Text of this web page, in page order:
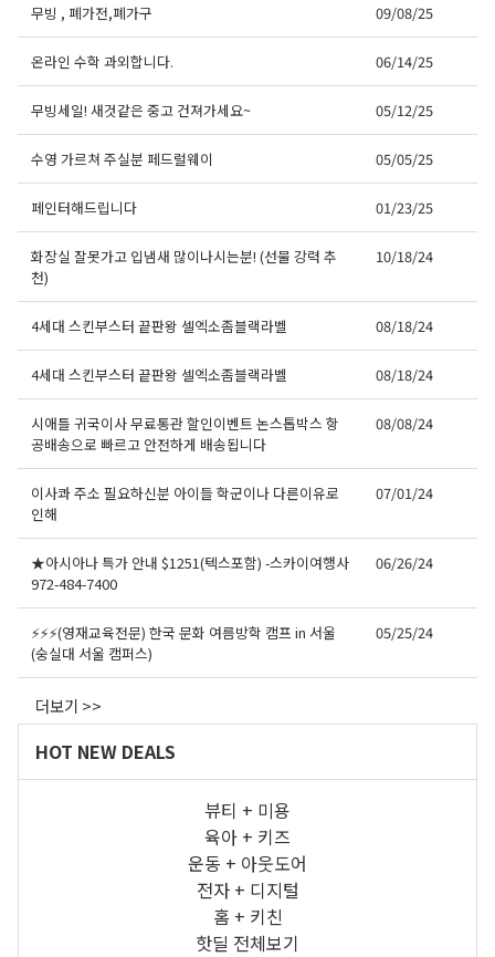
HOT NEW DEALS
뷰티 + 미용
육아 + 키즈
운동 + 아웃도어
전자 + 디지털
홈 + 키친
핫딜 전체보기
무빙 , 폐가전,폐가구 09/08/25
온라인 수학 과외합니다. 06/14/25
무빙세일! 새것같은 중고 건져가세요~ 05/12/25
수영 가르쳐 주실분 페드럴웨이 05/05/25
페인터해드립니다 01/23/25
화장실 잘못가고 입냄새 많이나시는분! (선물 강력 추
천)
10/18/24
4세대 스킨부스터 끝판왕 셀엑소좀블랙라벨 08/18/24
4세대 스킨부스터 끝판왕 셀엑소좀블랙라벨 08/18/24
시애틀 귀국이사 무료통관 할인이벤트 논스톱박스 항
공배송으로 빠르고 안전하게 배송됩니다
08/08/24
이사콰 주소 필요하신분 아이들 학군이나 다른이유로
인해
07/01/24
★아시아나 특가 안내 $1251(텍스포함) -스카이여행사
972-484-7400
06/26/24
⚡⚡⚡(영재교육전문) 한국 문화 여름방학 캠프 in 서울
(숭실대 서울 캠퍼스)
05/25/24
더보기 >>